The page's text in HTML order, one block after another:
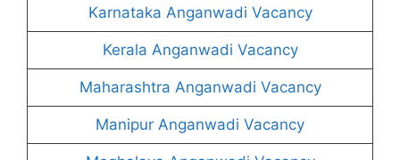
Karnataka Anganwadi Vacancy
Kerala Anganwadi Vacancy
Maharashtra Anganwadi Vacancy
Manipur Anganwadi Vacancy